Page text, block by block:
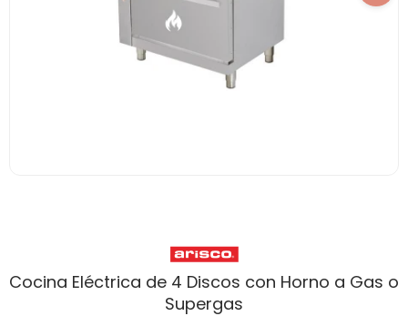
Cocina Eléctrica de 4 Discos con Horno a Gas o
Supergas